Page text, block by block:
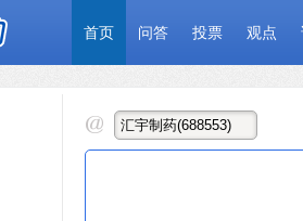
首页 问答 投票 观点